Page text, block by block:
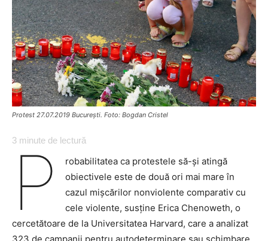
Protest 27.07.2019 București. Foto: Bogdan Cristel
3 minute de lectură
P
robabilitatea ca protestele să-și atingă
obiectivele este de două ori mai mare în
cazul mișcărilor nonviolente comparativ cu
cele violente, susține Erica Chenoweth, o
cercetătoare de la Universitatea Harvard, care a analizat